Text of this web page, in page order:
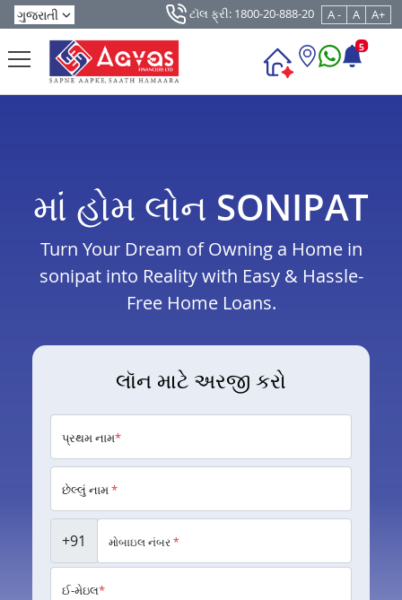
ટૉલ ફ્રી: 1800-20-888-20 A - A A+
5
માં હોમ લોન SONIPAT
Turn Your Dream of Owning a Home in
sonipat into Reality with Easy & Hassle-
Free Home Loans.
લૉન માટે અરજી કરો
પ્રથમ નામ*
છેલ્લું નામ*
+91 મોબાઇલ નંબર*
ઈ-મેઇલ*